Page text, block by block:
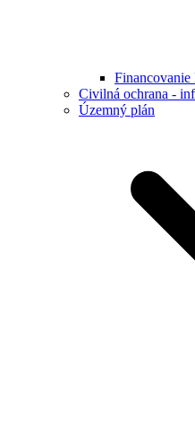
Financovanie
Civilná ochrana -
Územný plán